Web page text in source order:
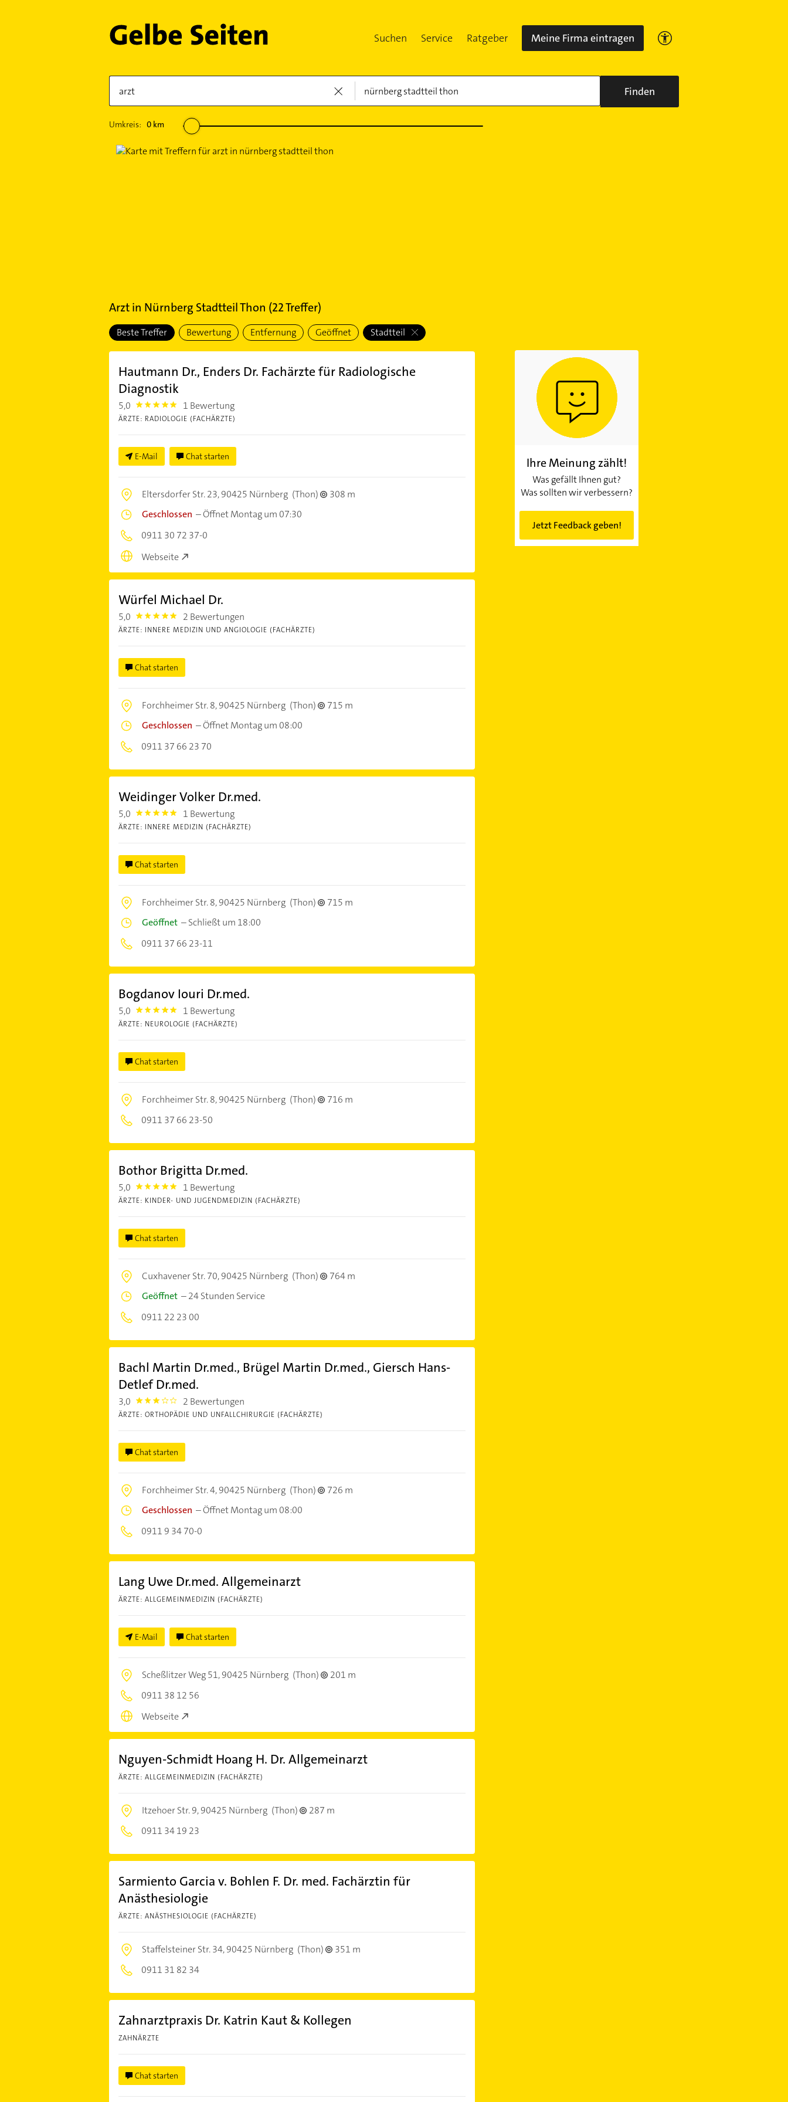
Suchen Service Ratgeber Meine Firma eintragen
Finden
Umkreis: 0km
Arztin Nürnberg Stadtteil Thon (22Treffer)
Beste Treffer Bewertung Entfernung Geöffnet Stadtteil
Hautmann Dr., Enders Dr. Fachärzte für Radiologische
Diagnostik
5,0 5.0 1 Bewertung
ÄRZTE: RADIOLOGIE (FACHÄRZTE)
E-Mail Chat starten
Eltersdorfer Str. 23,90425 Nürnberg (Thon)
308 m
Geschlossen –Öffnet Montag um 07:30
0911 30 72 37-0
Webseite
Würfel Michael Dr.
5,0 5.0 2 Bewertungen
ÄRZTE: INNERE MEDIZIN UND ANGIOLOGIE (FACHÄRZTE)
Chat starten
Forchheimer Str. 8,90425 Nürnberg (Thon)
715 m
Geschlossen –Öffnet Montag um 08:00
0911 37 66 23 70
Weidinger Volker Dr.med.
5,0 5.0 1 Bewertung
ÄRZTE: INNERE MEDIZIN (FACHÄRZTE)
Chat starten
Forchheimer Str. 8,90425 Nürnberg (Thon)
715 m
Geöffnet–Schließt um 18:00
0911 37 66 23-11
Bogdanov Iouri Dr.med.
5,0 5.0 1 Bewertung
ÄRZTE: NEUROLOGIE (FACHÄRZTE)
Chat starten
Forchheimer Str. 8,90425 Nürnberg (Thon)
716 m
0911 37 66 23-50
Bothor Brigitta Dr.med.
5,0 5.0 1 Bewertung
ÄRZTE: KINDER- UND JUGENDMEDIZIN (FACHÄRZTE)
Chat starten
Cuxhavener Str. 70,90425 Nürnberg (Thon)
764 m
Geöffnet–24 Stunden Service
0911 22 23 00
Bachl Martin Dr.med., Brügel Martin Dr.med., Giersch Hans-
Detlef Dr.med.
3,0 3.0 2 Bewertungen
ÄRZTE: ORTHOPÄDIE UND UNFALLCHIRURGIE (FACHÄRZTE)
Chat starten
Forchheimer Str. 4,90425 Nürnberg (Thon)
726 m
Geschlossen –Öffnet Montag um 08:00
0911 9 34 70-0
Lang Uwe Dr.med. Allgemeinarzt
ÄRZTE: ALLGEMEINMEDIZIN (FACHÄRZTE)
E-Mail Chat starten
Scheßlitzer Weg 51,90425 Nürnberg (Thon)
201 m
0911 38 12 56
Webseite
Nguyen-Schmidt Hoang H. Dr. Allgemeinarzt
ÄRZTE: ALLGEMEINMEDIZIN (FACHÄRZTE)
Itzehoer Str. 9,90425 Nürnberg (Thon)
287 m
0911 34 19 23
Sarmiento Garcia v. Bohlen F. Dr. med. Fachärztin für
Anästhesiologie
ÄRZTE: ANÄSTHESIOLOGIE (FACHÄRZTE)
Staffelsteiner Str. 34,90425 Nürnberg (Thon)
351 m
0911 31 82 34
Zahnarztpraxis Dr. Katrin Kaut & Kollegen
ZAHNÄRZTE
Chat starten
Ihre Meinung zählt!
Was gefällt Ihnen gut?
Was sollten wir verbessern?
Jetzt Feedback geben!